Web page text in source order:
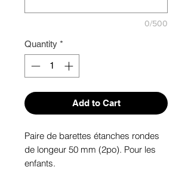
0/500
Quantity *
Add to Cart
Paire de barettes étanches rondes
de longeur 50 mm (2po). Pour les
enfants.